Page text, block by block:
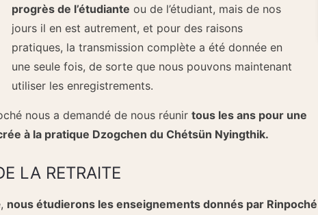
progrès de l’étudiante ou de l’étudiant, mais de nos
jours il en est autrement, et pour des raisons
pratiques, la transmission complète a été donnée en
une seule fois, de sorte que nous pouvons maintenant
utiliser les enregistrements.
nous a demandé de nous réunir tous les ans pour une
à la pratique Dzogchen du Chétsün Nyingthik.
LA RETRAITE
nous étudierons les enseignements donnés par Rinpoché